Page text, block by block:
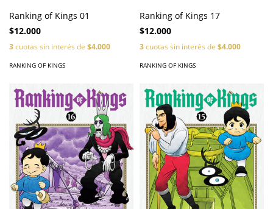
Ranking of Kings 01
$12.000
3cuotas sin interés de $4.000
RANKING OF KINGS
Ranking of Kings 17
$12.000
3cuotas sin interés de $4.000
RANKING OF KINGS